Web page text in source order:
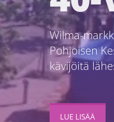
Wilma-
Pohjoisen
kävijöitä
LUE LISÄÄ